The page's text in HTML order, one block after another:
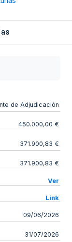
de Adjudicación
450.000,00 €
371.900,83 €
371.900,83 €
Ver
Link
09/06/2026
31/07/2026